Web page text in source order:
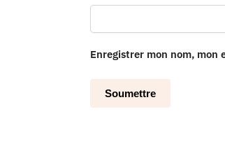
Enregistrer mon nom, mon